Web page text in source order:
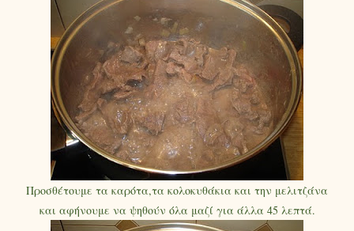
Προσθέτουμε τα καρότα,τα κολοκυθάκια και την μελιτζάνα
και αφήνουμε να ψηθούν όλα μαζί για άλλα 45 λεπτά.